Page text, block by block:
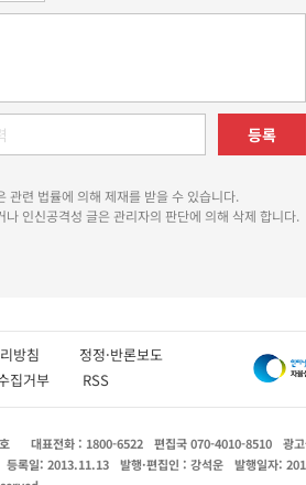
등록
관련 법률에 의해 제재를 받을 수 있습니다.
인신공격성 글은 관리자의 판단에 의해 삭제 합니다.
리방침 정정·반론보도
집거부 RSS
대표전화 : 1800-6522 편집국 070-4010-8510
광
등록일: 2013.11.13 발행·편집인 : 강석운 발행일자: